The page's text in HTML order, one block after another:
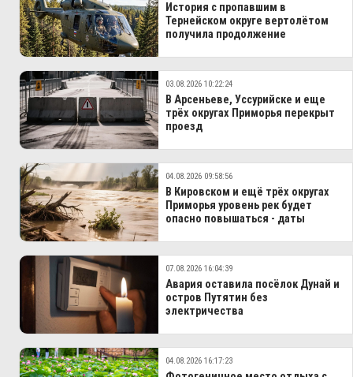
История с пропавшим в
Тернейском округе вертолётом
получила продолжение
03.08.2026 10:22:24
В Арсеньеве, Уссурийске и еще
трёх округах Приморья перекрыт
проезд
04.08.2026 09:58:56
В Кировском и ещё трёх округах
Приморья уровень рек будет
опасно повышаться - даты
07.08.2026 16:04:39
Авария оставила посёлок Дунай и
остров Путятин без
электричества
04.08.2026 16:17:23